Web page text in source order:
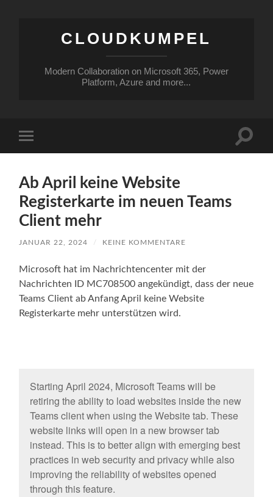
CLOUDKUMPEL
Modern Collaboration on Microsoft 365, Power
Platform, Azure and more...
Menü
Ab April keine Website
Registerkarte im neuen Teams
Client mehr
JANUAR 22, 2024 / KEINE KOMMENTARE
Microsoft hat im Nachrichtencenter mit der
Nachrichten ID MC708500 angekündigt, dass der neue
Teams Client ab Anfang April keine Website
Registerkarte mehr unterstützen wird.
Starting April 2024, Microsoft Teams will be
retiring the ability to load websites inside the new
Teams client when using the Website tab. These
website links will open in a new browser tab
instead. This is to better align with emerging best
practices in web security and privacy while also
improving the reliability of websites opened
through this feature.